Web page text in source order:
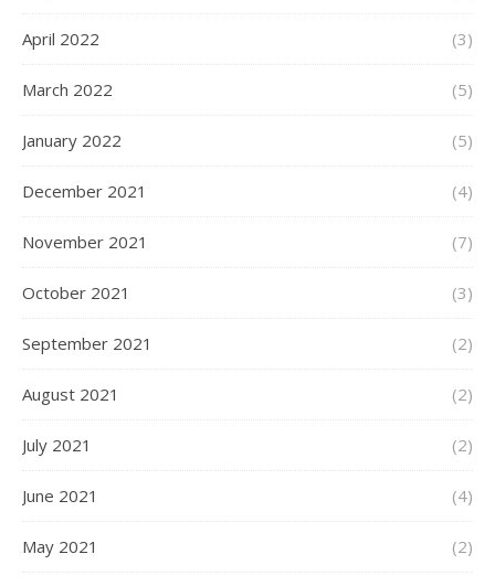
April 2022 (3)
March 2022 (5)
January 2022 (5)
December 2021 (4)
November 2021 (7)
October 2021 (3)
September 2021 (2)
August 2021 (2)
July 2021 (2)
June 2021 (4)
May 2021 (2)